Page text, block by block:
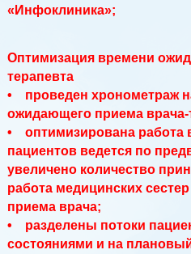
«Инфоклиника»;
Оптимизация времени
терапевта
• проведен хронометраж
ожидающего приема врача-
• оптимизирована работа
пациентов ведется по
увеличено количество
работа медицинских
приема врача;
• разделены потоки
состояниями и на